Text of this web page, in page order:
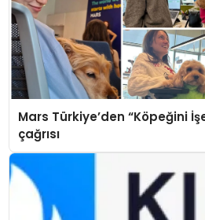
Mars Türkiye’den “Köpeğini
çağrısı